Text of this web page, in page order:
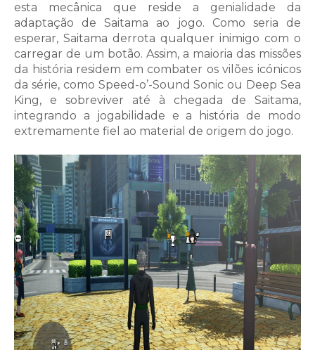
esta mecânica que reside a genialidade da
adaptação de Saitama ao jogo. Como seria de
esperar, Saitama derrota qualquer inimigo com o
carregar de um botão. Assim, a maioria das missões
da história residem em combater os vilões icónicos
da série, como Speed-o’-Sound Sonic ou Deep Sea
King, e sobreviver até à chegada de Saitama,
integrando a jogabilidade e a história de modo
extremamente fiel ao material de origem do jogo.